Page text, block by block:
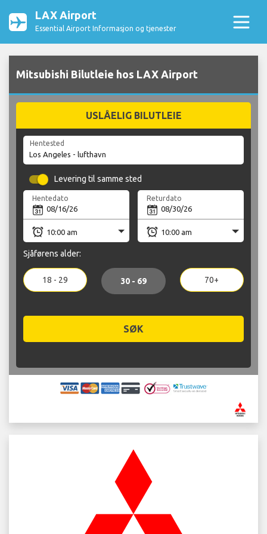
LAX Airport
Essential Airport Informasjon og tjenester
Mitsubishi Bilutleie hos LAX Airport
USLÅELIG BILUTLEIE
Hentested
Levering til samme sted
Hentedato Returdato
Sjåførens alder:
18 - 29 30 - 69 70+
SØK